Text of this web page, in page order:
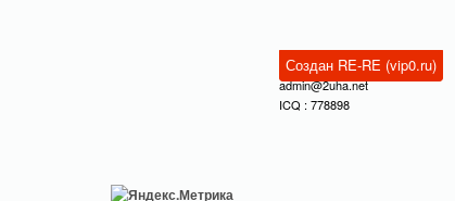
Создан RE-RE (vip0.ru)
admin@2uha.net
ICQ : 778898